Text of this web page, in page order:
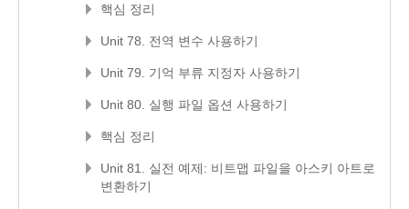
핵심 정리
Unit 78. 전역 변수 사용하기
Unit 79. 기억 부류 지정자 사용하기
Unit 80. 실행 파일 옵션 사용하기
핵심 정리
Unit 81. 실전 예제: 비트맵 파일을 아스키 아트로
변환하기